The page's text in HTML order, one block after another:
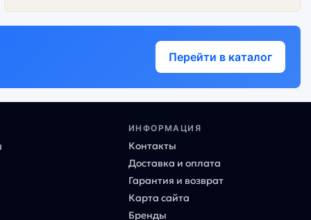
Перейти в каталог
ИНФОРМАЦИЯ
Контакты
Доставка и оплата
Гарантия и возврат
Карта сайта
Бренды